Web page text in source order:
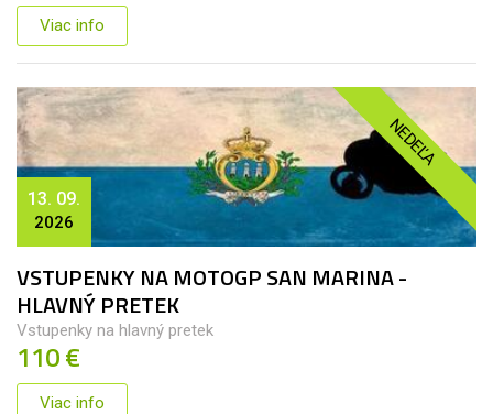
Viac info
NEDEĽA
13. 09.
2026
VSTUPENKY NA MOTOGP SAN MARINA -
HLAVNÝ PRETEK
Vstupenky na hlavný pretek
110 €
Viac info